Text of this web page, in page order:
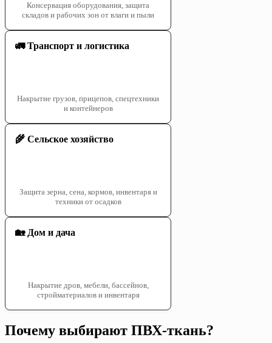
Консервация оборудования, защита
складов и рабочих зон от влаги и пыли
🚛 Транспорт и логистика
Накрытие грузов, прицепов, спецтехники
и контейнеров
🌾 Сельское хозяйство
Защита зерна, сена, кормов, инвентаря и
техники от осадков
🏡 Дом и дача
Накрытие дров, мебели, бассейнов,
стройматериалов и инвентаря
Почему выбирают ПВХ-ткань?